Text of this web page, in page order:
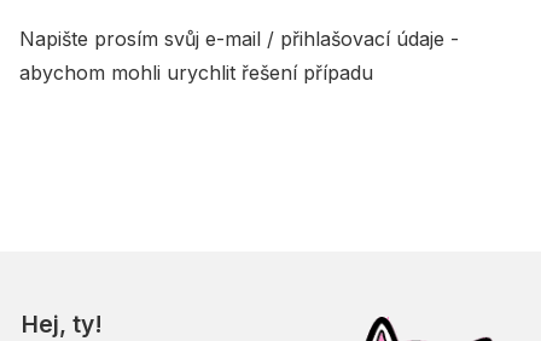
Napište prosím svůj e-mail / přihlašovací údaje -
abychom mohli urychlit řešení případu
Hej, ty!